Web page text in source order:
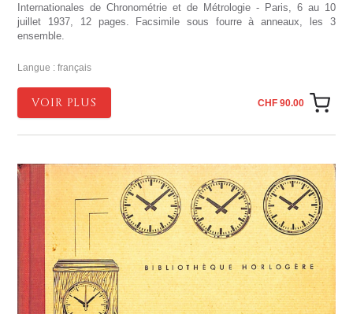
Internationales de Chronométrie et de Métrologie - Paris, 6 au 10
juillet 1937, 12 pages. Facsimile sous fourre à anneaux, les 3
ensemble.
Langue : français
VOIR PLUS CHF 90.00